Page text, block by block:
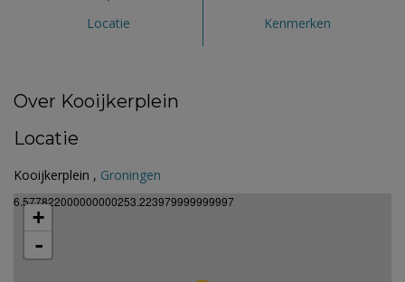
Locatie Kenmerken
Over Kooijkerplein
Locatie
Kooijkerplein , Groningen
6.577822000000000253.223979999999997
+
-